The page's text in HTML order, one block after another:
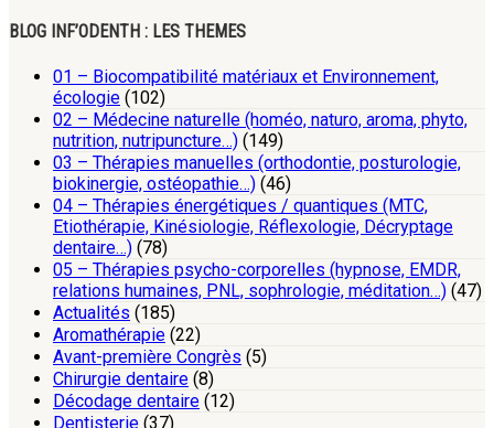
BLOG INF’ODENTH : LES THEMES
01 – Biocompatibilité matériaux et Environnement,
écologie (102)
02 – Médecine naturelle (homéo, naturo, aroma, phyto,
nutrition, nutripuncture…) (149)
03 – Thérapies manuelles (orthodontie, posturologie,
biokinergie, ostéopathie…) (46)
04 – Thérapies énergétiques / quantiques (MTC,
Etiothérapie, Kinésiologie, Réflexologie, Décryptage
dentaire…) (78)
05 – Thérapies psycho-corporelles (hypnose, EMDR,
relations humaines, PNL, sophrologie, méditation…) (47)
Actualités (185)
Aromathérapie (22)
Avant-première Congrès (5)
Chirurgie dentaire (8)
Décodage dentaire (12)
Dentisterie (37)